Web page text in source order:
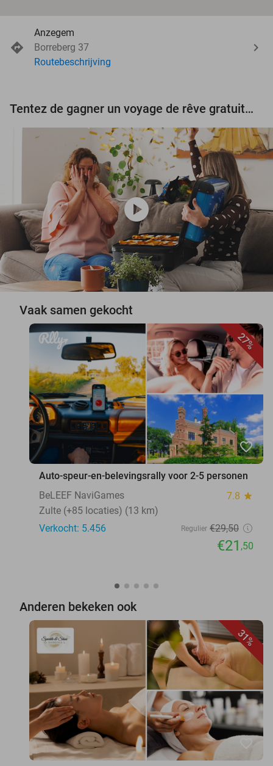
Anzegem
Borreberg 37
Routebeschrijving
Tentez de gagner un voyage de rêve gratuit d'une valeur de 3.000 € !
play_circle
Vaak samen gekocht
27%
favorite_border
Auto-speur-en-belevingsrally voor 2-5 personen
BeLEEF NaviGames
7.8 star
Zulte (+85 locaties) (13 km)
Verkocht: 5.456
Regulier €29,50
€21 ,50
Anderen bekeken ook
31%
favorite_border